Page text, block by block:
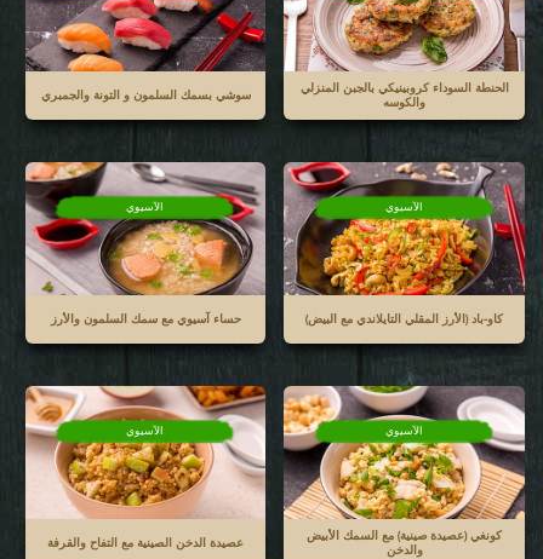
الحنطة السوداء كروبينيكي بالجبن المنزلي
والكوسه
سوشي بسمك السلمون و التونة والجمبري
الآسيوي
كاو-باد (الأرز المقلي التايلاندي مع البيض)
الآسيوي
حساء آسيوي مع سمك السلمون والأرز
الآسيوي
كونغي (عصيدة صينية) مع السمك الأبيض
والدخن
الآسيوي
عصيدة الدخن الصينية مع التفاح والقرفة